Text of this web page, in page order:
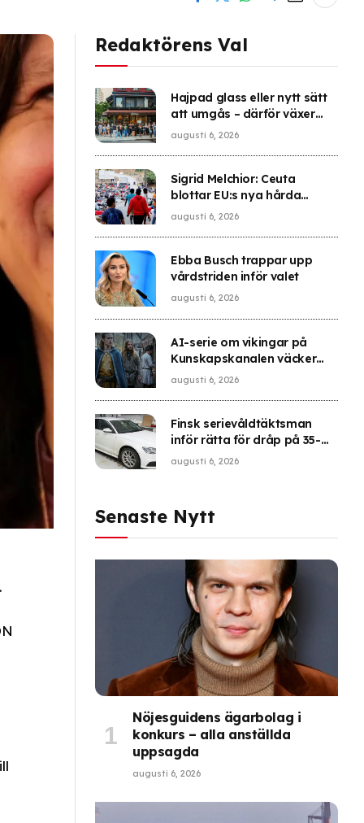
Redaktörens Val
Hajpad glass eller nytt sätt
att umgås – därför växer
köerna i New York
augusti 6, 2026
Sigrid Melchior: Ceuta
blottar EU:s nya hårda
migrationslinje
augusti 6, 2026
Ebba Busch trappar upp
vårdstriden inför valet
augusti 6, 2026
AI-serie om vikingar på
Kunskapskanalen väcker
frågor: ”SVT har tappat det”
augusti 6, 2026
Finsk serievåldtäktsman
inför rätta för dråp på 35-
årig kvinna
augusti 6, 2026
Senaste Nytt
Nöjesguidens ägarbolag i
konkurs – alla anställda
uppsagda
augusti 6, 2026